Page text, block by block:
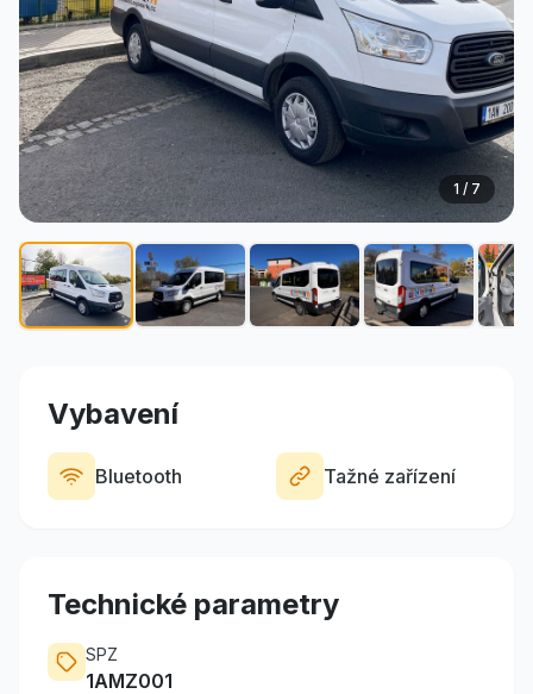
1 / 7
Vybavení
Bluetooth Tažné zařízení
Technické parametry
SPZ
1AMZ001